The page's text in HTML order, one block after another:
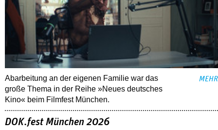
Abarbeitung an der eigenen Familie war das
große Thema in der Reihe »Neues deutsches
Kino« beim Filmfest München.
MEHR
DOK.fest München 2026